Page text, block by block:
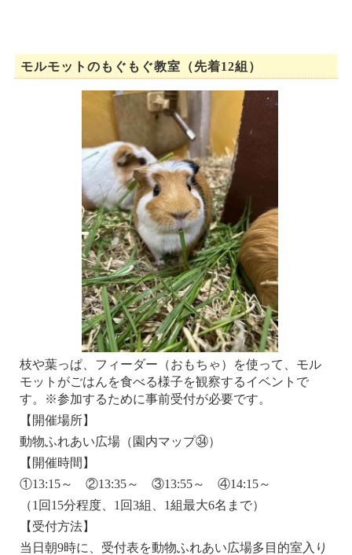
モルモットのもぐもぐ教室（先着12組）
枝や葉っぱ、フィーダー（おもちゃ）を使って、モル
モットがごはんを食べる様子を観察するイベントで
す。※参加するために事前受付が必要です。
【開催場所】
動物ふれあい広場（園内マップ㉞）
【開催時間】
①13:15～ ②13:35～ ③13:55～ ④14:15～
（1回15分程度、1回3組、1組最大6名まで）
【受付方法】
当日朝9時に、受付表を動物ふれあい広場多目的室入り